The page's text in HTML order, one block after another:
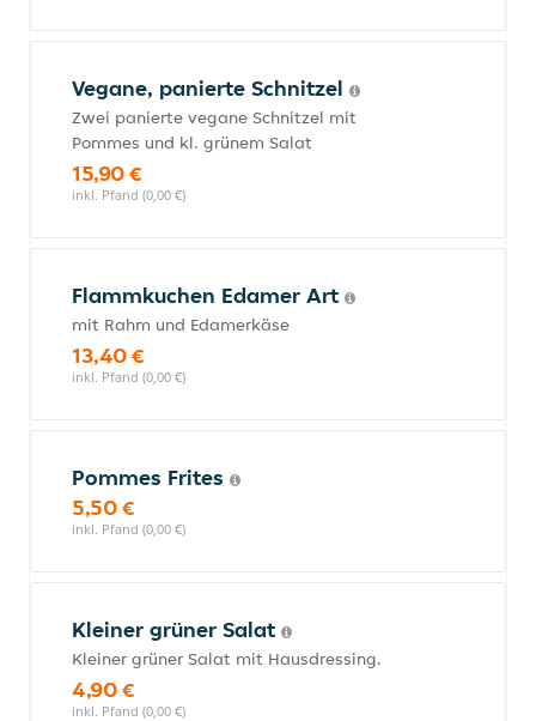
Vegane, panierte Schnitzel
Zwei panierte vegane Schnitzel mit
Pommes und kl. grünem Salat
15,90 €
inkl. Pfand (0,00 €)
Flammkuchen Edamer Art
mit Rahm und Edamerkäse
13,40 €
inkl. Pfand (0,00 €)
Pommes Frites
5,50 €
inkl. Pfand (0,00 €)
Kleiner grüner Salat
Kleiner grüner Salat mit Hausdressing.
4,90 €
inkl. Pfand (0,00 €)